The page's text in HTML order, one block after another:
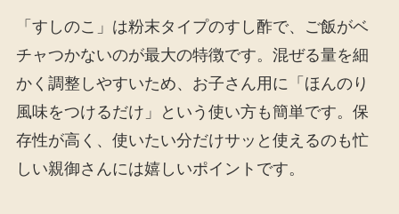
「すしのこ」は粉末タイプのすし酢で、ご飯がベ
チャつかないのが最大の特徴です。混ぜる量を細
かく調整しやすいため、お子さん用に「ほんのり
風味をつけるだけ」という使い方も簡単です。保
存性が高く、使いたい分だけサッと使えるのも忙
しい親御さんには嬉しいポイントです。